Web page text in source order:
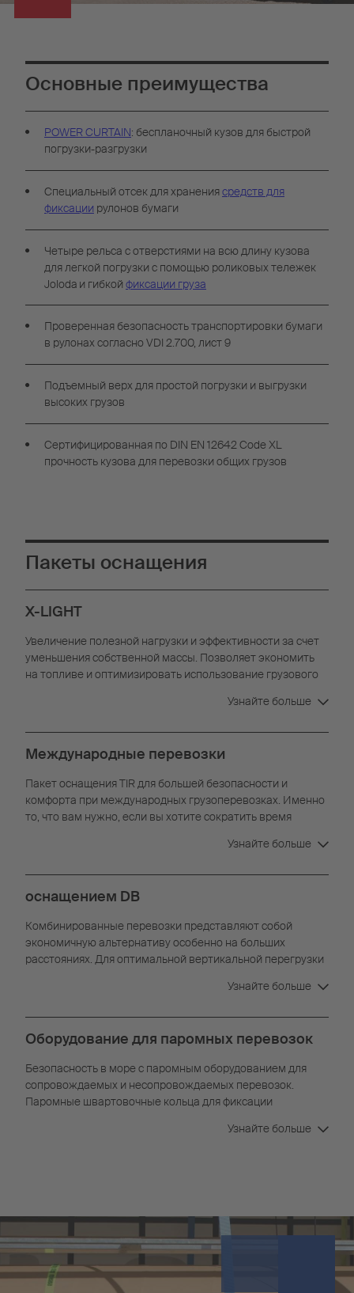
Основные преимущества
POWER CURTAIN: беспланочный кузов для быстрой
погрузки-разгрузки
Специальный отсек для хранениясредств для
фиксации рулонов бумаги
Четыре рельса с отверстиями на всю длину кузова
для легкой погрузки с помощью роликовых тележек
Joloda и гибкой фиксации груза
Проверенная безопасность транспортировки бумаги
в рулонах согласно VDI 2.700, лист 9
Подъемный верх для простой погрузки и выгрузки
высоких грузов
Сертифицированная по DIN EN 12642 Code XL
прочность кузова для перевозки общих грузов
Пакеты оснащения
X-LIGHT
Увеличение полезной нагрузки и эффективности за счет
уменьшения собственной массы. Позволяет экономить
на топливе и оптимизировать использование грузового
Узнайте больше
Международные перевозки
Пакет оснащения TIR для большей безопасности и
комфорта при международных грузоперевозках. Именно
то, что вам нужно, если вы хотите сократить время
Узнайте больше
оснащением DB
Комбинированные перевозки представляют собой
экономичную альтернативу особенно на больших
расстояниях. Для оптимальной вертикальной перегрузки
благодаря которым их можно легко переместить с
Узнайте больше
Оборудование для паромных перевозок
Безопасность в море с паромным оборудованием для
сопровождаемых и несопровождаемых перевозок.
Паромные швартовочные кольца для фиксации
точки строповки и задняя защита от въезда с салазками
Узнайте больше